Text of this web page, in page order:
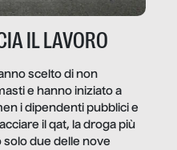
IL LAVORO
scelto di non
e hanno iniziato a
i dipendenti pubblici e
il qat, la droga più
solo due delle nove